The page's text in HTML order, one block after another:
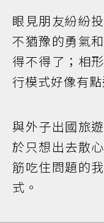
眼見朋友紛紛
不猶豫的勇氣
得不得了；相
行模式好像有點
與外子出國旅
於只想出去散
筋吃住問題的
式。